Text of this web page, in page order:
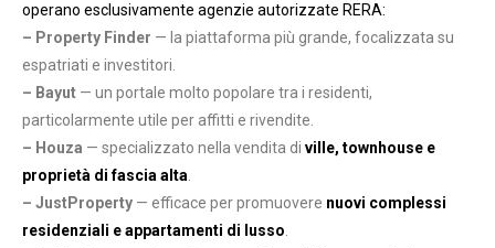
operano esclusivamente agenzie autorizzate RERA:
– Property Finder — la piattaforma più grande, focalizzata su
espatriati e investitori.
– Bayut — un portale molto popolare tra i residenti,
particolarmente utile per affitti e rivendite.
– Houza — specializzato nella vendita di ville, townhouse e
proprietà di fascia alta.
– JustProperty — efficace per promuovere nuovi complessi
residenziali e appartamenti di lusso.